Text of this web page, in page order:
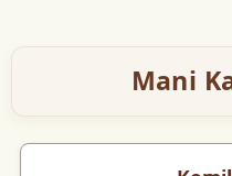
Mani